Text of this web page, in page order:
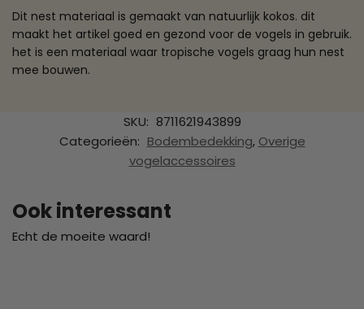
Dit nest materiaal is gemaakt van natuurlijk kokos. dit
maakt het artikel goed en gezond voor de vogels in gebruik.
het is een materiaal waar tropische vogels graag hun nest
mee bouwen.
SKU: 8711621943899
Categorieën: Bodembedekking, Overige
vogelaccessoires
Ook interessant
Echt de moeite waard!